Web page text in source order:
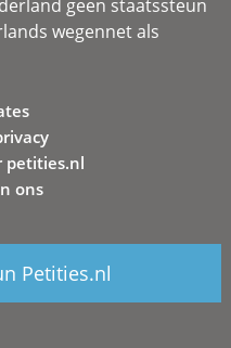
geen staatssteun
wegennet als
petities.nl
ons
Petities.nl